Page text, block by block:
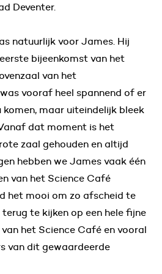
Deventer.
natuurlijk voor James. Hij
bijeenkomst van het
van het
vooraf heel spannend of er
maar uiteindelijk bleek
dat moment is het
zaal gehouden en altijd
hebben we James vaak één
van het Science Café
het mooi om zo afscheid te
terug te kijken op een hele fijne
het Science Café en vooral
van dit gewaardeerde